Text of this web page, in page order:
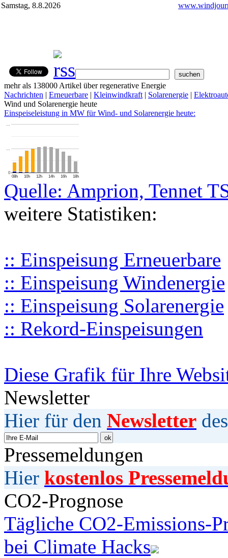
Samstag, 8.8.2026
mehr als 138000 Artikel über regenerative Energie
Nachrichten | Erneuerbare | Kleinwindkraft | Solarenergie |
Wind und Solarenergie heute
Einspeiseleistung in MW für Wind- und Solarenergie heute:
08h 10h 12h 14h 16h 18h
0
…
…
Quelle: Amprion, Tennet
weitere Statistiken:
:: Einspeisung Erneuerbare
:: Einspeisung Windenergie
:: Einspeisung Solarenergie
:: Rekord-Einspeisungen
Diese Grafik für Ihre
Newsletter
Hier für den Newsletter
Pressemeldungen
Hier kostenlos
CO2-Prognose
Tägliche CO2-Emissions-
bei Climate Hacks